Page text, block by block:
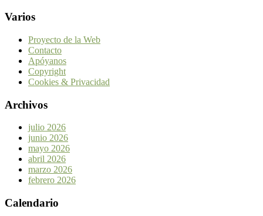
Varios
Proyecto de la Web
Contacto
Apóyanos
Copyright
Cookies & Privacidad
Archivos
julio 2026
junio 2026
mayo 2026
abril 2026
marzo 2026
febrero 2026
Calendario